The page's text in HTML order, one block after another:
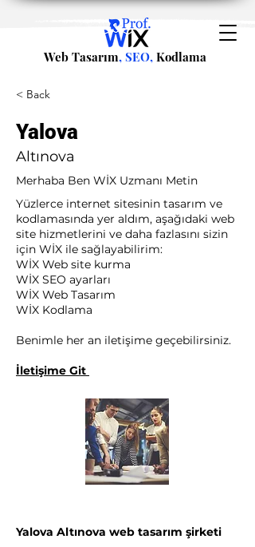
Web Tasarım, SEO, Kodlama
< Back
Yalova
Altınova
Merhaba Ben WİX Uzmanı Metin
Yüzlerce internet sitesinin tasarım ve
kodlamasında yer aldım, aşağıdaki web
site hizmetlerini ve daha fazlasını sizin
için WİX ile sağlayabilirim:​ ​
WİX Web site kurma
WİX SEO ayarları
WİX Web Tasarım
WİX Kodlama ​
Benimle her an iletişime geçebilirsiniz.
İletişime Git
Yalova Altınova web tasarım şirketi